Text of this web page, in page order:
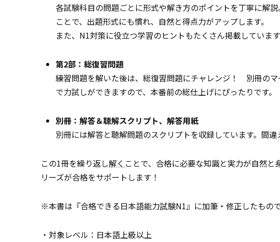
各試験科目の問題ごとに形式や解き方のポイントを丁寧に解
ことで、出題形式にも慣れ、自然と得点力がアップします。
また、N1対策に役立つ学習のヒントもたくさん掲載しています
第2部：総復習問題
練習問題を解いた後は、総復習問題にチャレンジ！ 別冊の
で力試しができますので、本番前の総仕上げにぴったりです。
別冊：解答＆聴解スクリプト、解答用紙
別冊には解答と聴解問題のスクリプトを収録しています。間
この1冊を繰り返し解く ことで、合格に必要な知識と実力が自然
リーズが合格をサポートします！
※本書は『合格できる日本語能力試験N1』に加筆・修正したもので
・対象レベル：日本語上級以上